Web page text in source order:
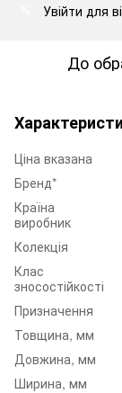
Увійти для
До
Ціна вказана
Бренд*
Країна
виробник
Колекція
Клас
зносостійкості
Призначення
Товщина, мм
Довжина, мм
Ширина, мм